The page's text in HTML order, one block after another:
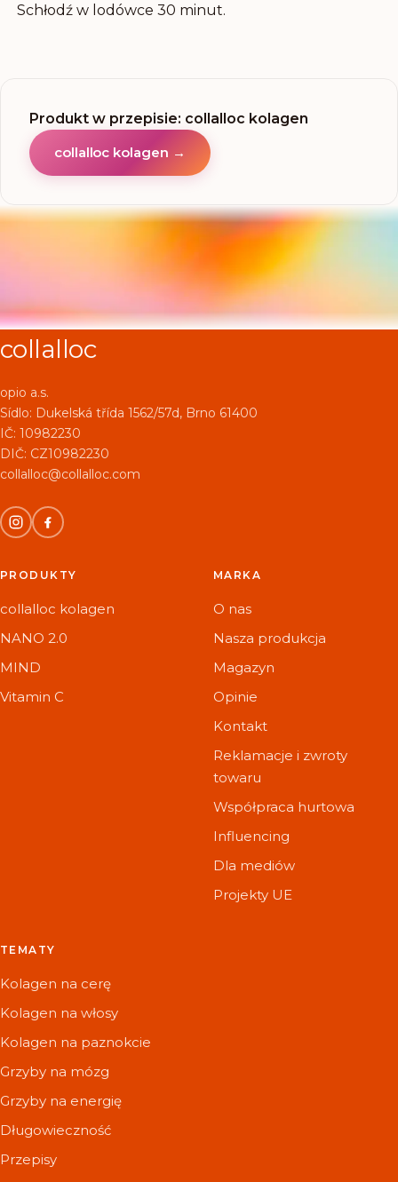
Schłodź w lodówce 30 minut.
Produkt w przepisie: collalloc kolagen
collalloc kolagen →
collalloc
opio a.s.
Sídlo: Dukelská třída 1562/57d, Brno 61400
IČ: 10982230
DIČ: CZ10982230
collalloc@collalloc.com
PRODUKTY
collalloc kolagen
NANO 2.0
MIND
Vitamin C
MARKA
O nas
Nasza produkcja
Magazyn
Opinie
Kontakt
Reklamacje i zwroty
towaru
Współpraca hurtowa
Influencing
Dla mediów
Projekty UE
TEMATY
Kolagen na cerę
Kolagen na włosy
Kolagen na paznokcie
Grzyby na mózg
Grzyby na energię
Długowieczność
Przepisy